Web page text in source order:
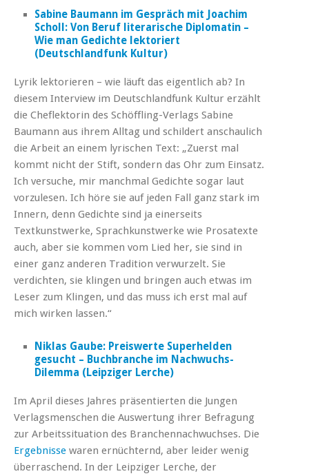
Sabine Baumann im Gespräch mit Joachim
Scholl: Von Beruf literarische Diplomatin –
Wie man Gedichte lektoriert
(Deutschlandfunk Kultur)
Lyrik lektorieren – wie läuft das eigentlich ab? In
diesem Interview im Deutschlandfunk Kultur erzählt
die Cheflektorin des Schöffling-Verlags Sabine
Baumann aus ihrem Alltag und schildert anschaulich
die Arbeit an einem lyrischen Text: „Zuerst mal
kommt nicht der Stift, sondern das Ohr zum Einsatz.
Ich versuche, mir manchmal Gedichte sogar laut
vorzulesen. Ich höre sie auf jeden Fall ganz stark im
Innern, denn Gedichte sind ja einerseits
Textkunstwerke, Sprachkunstwerke wie Prosatexte
auch, aber sie kommen vom Lied her, sie sind in
einer ganz anderen Tradition verwurzelt. Sie
verdichten, sie klingen und bringen auch etwas im
Leser zum Klingen, und das muss ich erst mal auf
mich wirken lassen.“
Niklas Gaube: Preiswerte Superhelden
gesucht – Buchbranche im Nachwuchs-
Dilemma (Leipziger Lerche)
Im April dieses Jahres präsentierten die Jungen
Verlagsmenschen die Auswertung ihrer Befragung
zur Arbeitssituation des Branchennachwuchses. Die
Ergebnisse waren ernüchternd, aber leider wenig
überraschend. In der Leipziger Lerche, der